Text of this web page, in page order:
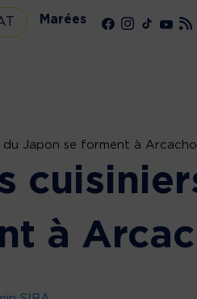
Marées
du Japon se forment à
à